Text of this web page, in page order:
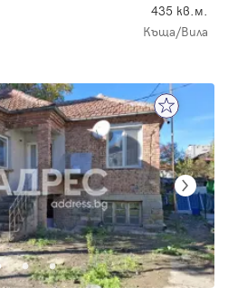
435 кв.м.
Къща/Вила